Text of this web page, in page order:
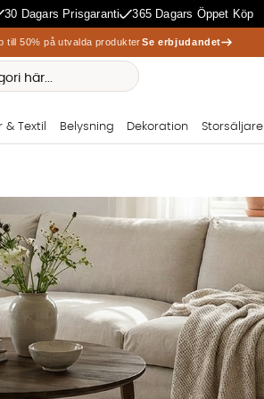
30 Dagars Prisgaranti 365 Dagars Öppet Köp
till 50% på utvalda produkterSe erbjudandet
& Textil Belysning Dekoration Storsäljare